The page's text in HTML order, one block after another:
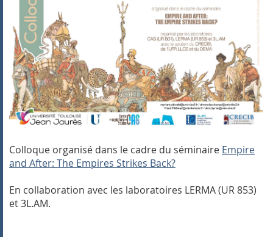
Colloque organisé dans le cadre du séminaire Empire
and After: The Empires Strikes Back?
En collaboration avec les laboratoires LERMA (UR 853)
et 3L.AM.